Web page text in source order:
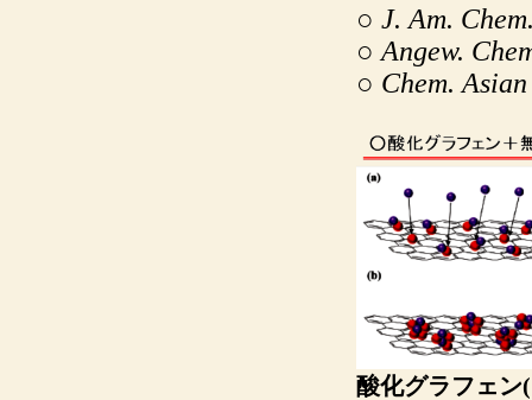
○ J. Am.
○ Angew.
○ Chem.
酸化グラフェン